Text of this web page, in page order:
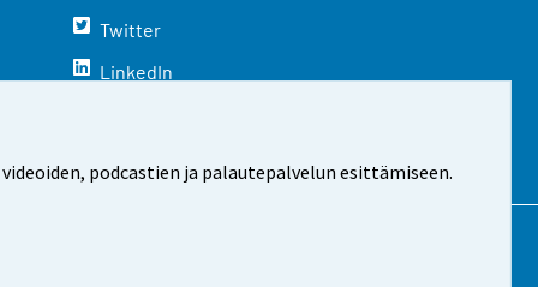
podcastien ja palautepalvelun esittämiseen.
Twitter
LinkedIn